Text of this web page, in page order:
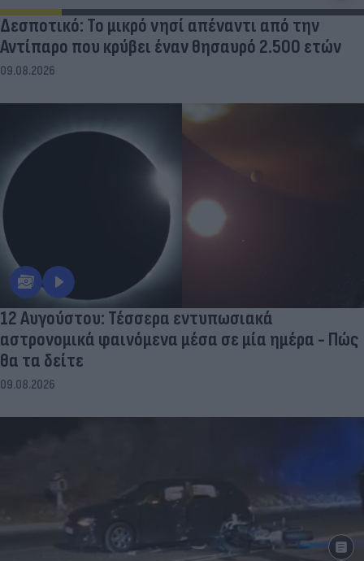
Δεσποτικό: Το μικρό νησί απέναντι από την
Αντίπαρο που κρύβει έναν θησαυρό 2.500 ετών
09.08.2026
12 Αυγούστου: Τέσσερα εντυπωσιακά
αστρονομικά φαινόμενα μέσα σε μία ημέρα - Πώς
θα τα δείτε
09.08.2026